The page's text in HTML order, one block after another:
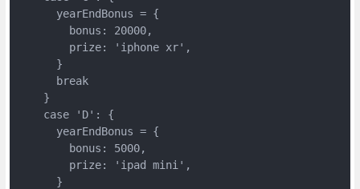
      yearEndBonus = {
        bonus: 20000,
        prize: 'iphone xr',
      }
      break
    }
    case 'D': {
      yearEndBonus = {
        bonus: 5000,
        prize: 'ipad mini',
      }